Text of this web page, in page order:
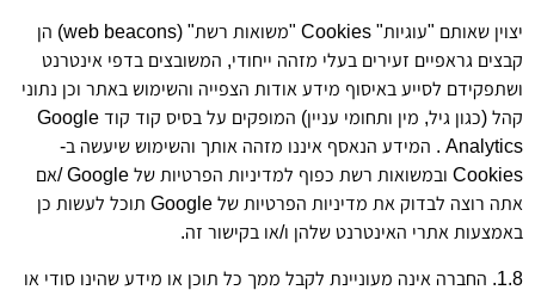
יצוין שאותם "עוגיות" Cookies "משואות רשת" (web beacons) הן
קבצים גראפיים זעירים בעלי מזהה ייחודי, המשובצים בדפי אינטרנט
ושתפקידם לסייע באיסוף מידע אודות הצפייה והשימוש באתר וכן נתוני
קהל (כגון גיל, מין ותחומי עניין) המופקים על בסיס קוד קוד Google
Analytics . המידע הנאסף איננו מזהה אותך והשימוש שיעשה ב-
Cookies ובמשואות רשת כפוף למדיניות הפרטיות של Google /אם
אתה רוצה לבדוק את מדיניות הפרטיות של Google תוכל לעשות כן
באמצעות אתרי האינטרנט שלהן ו/או בקישור זה.
1.8. החברה אינה מעוניינת לקבל ממך כל תוכן או מידע שהינו סודי או